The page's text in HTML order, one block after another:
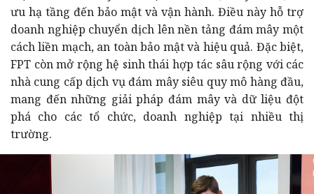
ưu hạ tầng đến bảo mật và vận hành. Điều này hỗ trợ
doanh nghiệp chuyển dịch lên nền tảng đám mây một
cách liền mạch, an toàn bảo mật và hiệu quả. Đặc biệt,
FPT còn mở rộng hệ sinh thái hợp tác sâu rộng với các
nhà cung cấp dịch vụ đám mây siêu quy mô hàng đầu,
mang đến những giải pháp đám mây và dữ liệu đột
phá cho các tổ chức, doanh nghiệp tại nhiều thị
trường.